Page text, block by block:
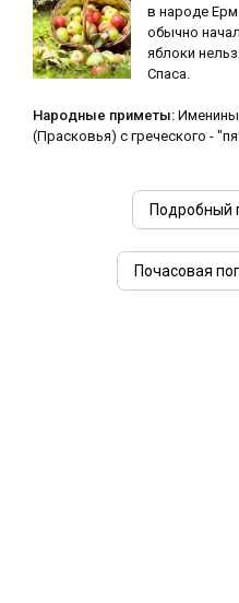
в народе
обычно
яблоки
Спаса.
Народные приметы:
(Прасковья) с греческого -
Подробный
Почасовая